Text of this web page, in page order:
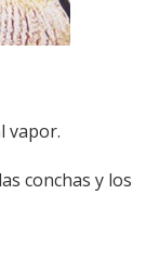
vapor.
conchas y los